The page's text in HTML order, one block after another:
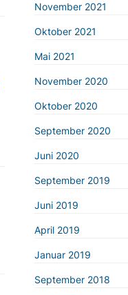
November 2021
Oktober 2021
Mai 2021
November 2020
Oktober 2020
September 2020
Juni 2020
September 2019
Juni 2019
April 2019
Januar 2019
September 2018